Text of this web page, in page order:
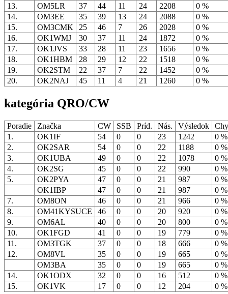
13.
OM5LR 37 44 11 24 2208
0 %
14.
OM3EE 35 39 13 24 2088
0 %
15.
OM3CMK 25 46 7 26 2028
0 %
16.
OK1WMJ 30 37 11 24 1872
0 %
17.
OK1JVS 33 28 11 23 1656
0 %
18.
OK1HBM 28 29 12 22 1518
0 %
19.
OK2STM 22 37 7 22 1452
0 %
20.
OK2NAJ 45 11 4 21 1260 0 %
kategória QRO/CW
Poradie Značka CW SSB Príd. Nás. Výsledok
1.
OK1IF 54 0 0 23 1242
0
2.
OK2SAR 54 0 0 22 1188
0
3.
OK1UBA 49 0 0 22 1078
0
4.
OK2SG 45 0 0 22 990
0
5.
OK2PYA 47 0 0 21 987
0
OK1IBP
47 0 0 21 987
0
7.
OM8ON 46 0 0 21 966
0
8.
OM41KYSUCE 46 0 0 20 920
0
9.
OM6AL 40 0 0 20 800
0
10.
OK1FGD 41 0 0 19 779
0
11.
OM3TGK 37 0 0 18 666
0
12.
OM8VL 35 0 0 19 665
0
OM3BA
35 0 0 19 665
0
14.
OK1ODX 32 0 0 16 512
0
15.
OK1VK 17 0 0 12 204 0